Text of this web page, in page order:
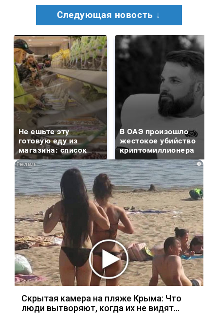
Следующая новость ↓
Не ешьте эту
готовую еду из
магазина: список
В ОАЭ произошло
жестокое убийство
криптомиллионера
i
Скрытая камера на пляже Крыма: Что
люди вытворяют, когда их не видят...